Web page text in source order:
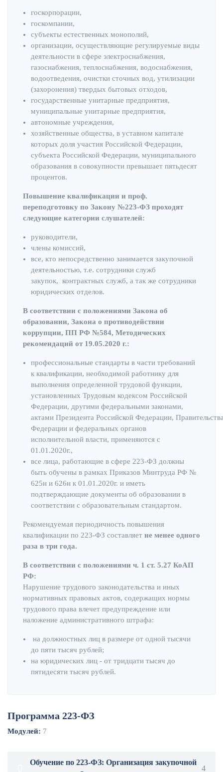
госкорпорации,
госкомпании,
субъекты естественных монополий,
организации, осуществляющие регулируемые виды
деятельности в сфере электроснабжения,
газоснабжения, теплоснабжения, водоснабжения,
водоотведения, очистки сточных вод, утилизации
(захоронения) твердых бытовых отходов,
государственные унитарные предприятия,
муниципальные унитарные предприятия,
автономные учреждения,
хозяйственные общества, в уставном капитале
которых доля участия Российской Федерации,
субъекта Российской Федерации, муниципального
образования в совокупности превышает пятьдесят
процентов.
Повышение квалификации и проф.
переподготовку по Закону №223-ФЗ проходят
следующие категории слушателей:
руководители,
члены комиссий,
все, кто непосредственно занимается закупочной
деятельностью, т.е. сотрудники служб
закупок, контрактных служб, а так же сотрудники
юридических отделов.
В соответствии с положениями Закона об
образовании, Закона о противодействии
коррупции, ПП РФ №584, Методических
рекомендаций от 19.05.2020 г.:
профессиональные стандарты в части требований
к квалификации, необходимой работнику для
выполнения определенной трудовой функции,
установленных Трудовым кодексом Российской
Федерации, другими федеральными законами,
актами Президента Российской Федерации,
Федерации и федеральных органов
исполнительной власти, применяются с
01.01.2020г.,
все лица, работающие в сфере 223-ФЗ должны
быть обучены в рамках Приказов Минтруда РФ №
625н и 626н к 01.01.2020г. и иметь
подтверждающие документы об образовании в
соответствии с образовательным стандартом.
Рекомендуемая периодичность повышения
квалификации по 223-ФЗ составляет не менее одного
раза в три года.
В соответствии с положениями ч. 1 ст. 5.27 КоАП
РФ:
Нарушение трудового законодательства и иных
нормативных правовых актов, содержащих нормы
трудового права влечет предупреждение или
наложение административного штрафа:
на должностных лиц в размере от одной тысячи
до пяти тысяч рублей;
на юридических лиц - от тридцати тысяч до
пятидесяти тысяч рублей.
Программа 223-ФЗ
Модулей: 7
Обучение по 223-ФЗ: Организация закупочной
4